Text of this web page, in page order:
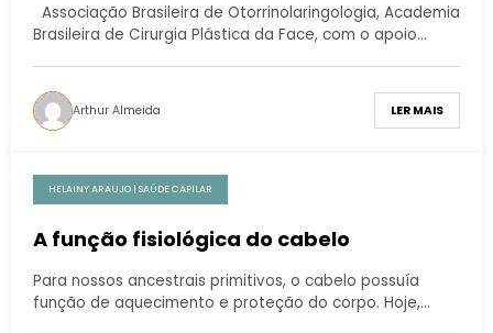
Associação Brasileira de Otorrinolaringologia, Academia
Brasileira de Cirurgia Plástica da Face, com o apoio…
Arthur Almeida LER MAIS
HELAINY ARAUJO | SAÚDE CAPILAR
A função fisiológica do cabelo
Para nossos ancestrais primitivos, o cabelo possuía
função de aquecimento e proteção do corpo. Hoje,…